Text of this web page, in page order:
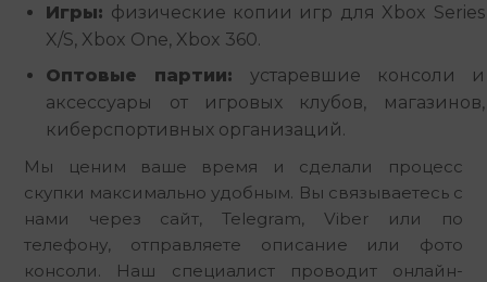
Игры: физические копии игр для Xbox Series
X/S, Xbox One, Xbox 360.
Оптовые партии: устаревшие консоли и
аксессуары от игровых клубов, магазинов,
киберспортивных организаций.
Мы ценим ваше время и сделали процесс
скупки максимально удобным. Вы связываетесь с
нами через сайт, Telegram, Viber или по
телефону, отправляете описание или фото
консоли. Наш специалист проводит онлайн-